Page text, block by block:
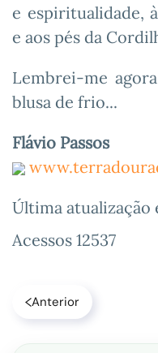
e espiritualidade,
e aos pés da
Lembrei-me
blusa de frio...
Flávio Passos
Última atualização
Acessos 12537
Anterior